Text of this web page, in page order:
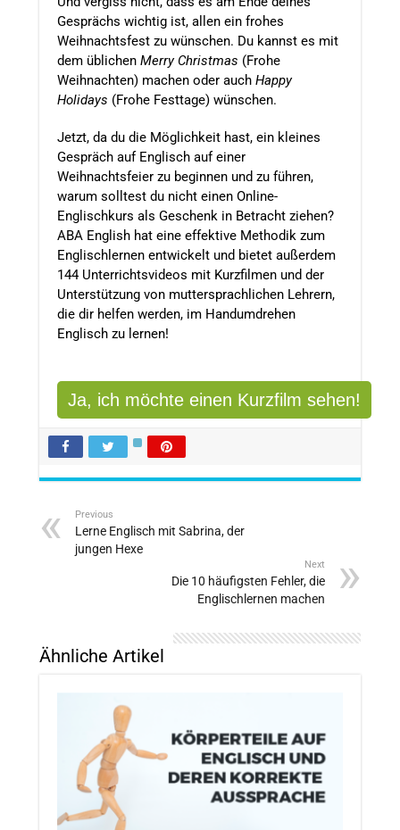
Gesprächs wichtig ist, allen ein frohes
Weihnachtsfest zu wünschen. Du kannst es mit
dem üblichen Merry Christmas (Frohe
Weihnachten) machen oder auch Happy
Holidays (Frohe Festtage) wünschen.
Jetzt, da du die Möglichkeit hast, ein kleines
Gespräch auf Englisch auf einer
Weihnachtsfeier zu beginnen und zu führen,
warum solltest du nicht einen Online-
Englischkurs als Geschenk in Betracht ziehen?
ABA English hat eine effektive Methodik zum
Englischlernen entwickelt und bietet außerdem
144 Unterrichtsvideos mit Kurzfilmen und der
Unterstützung von muttersprachlichen Lehrern,
die dir helfen werden, im Handumdrehen
Englisch zu lernen!
Ja, ich möchte einen Kurzfilm sehen!
Previous
Lerne Englisch mit Sabrina, der
jungen Hexe
Next
Die 10 häufigsten Fehler, die
Englischlernen machen
Ähnliche Artikel